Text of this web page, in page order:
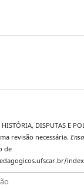
DISPUTAS E
revisão necessária.
de